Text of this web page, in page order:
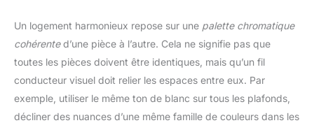
Un logement harmonieux repose sur une palette chromatique
cohérented’une pièce à l’autre. Cela ne signifie pas que
toutes les pièces doivent être identiques, mais qu’un fil
conducteur visuel doit relier les espaces entre eux. Par
exemple, utiliser le même ton de blanc sur tous les plafonds,
décliner des nuances d’une même famille de couleurs dans les